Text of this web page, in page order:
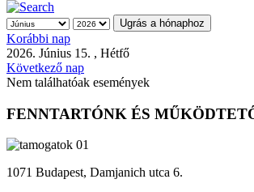
Ugrás a hónaphoz
Korábbi nap
2026. Június 15. , Hétfő
Következő nap
Nem találhatóak események
FENNTARTÓNK ÉS
1071 Budapest, Damjanich utca 6.